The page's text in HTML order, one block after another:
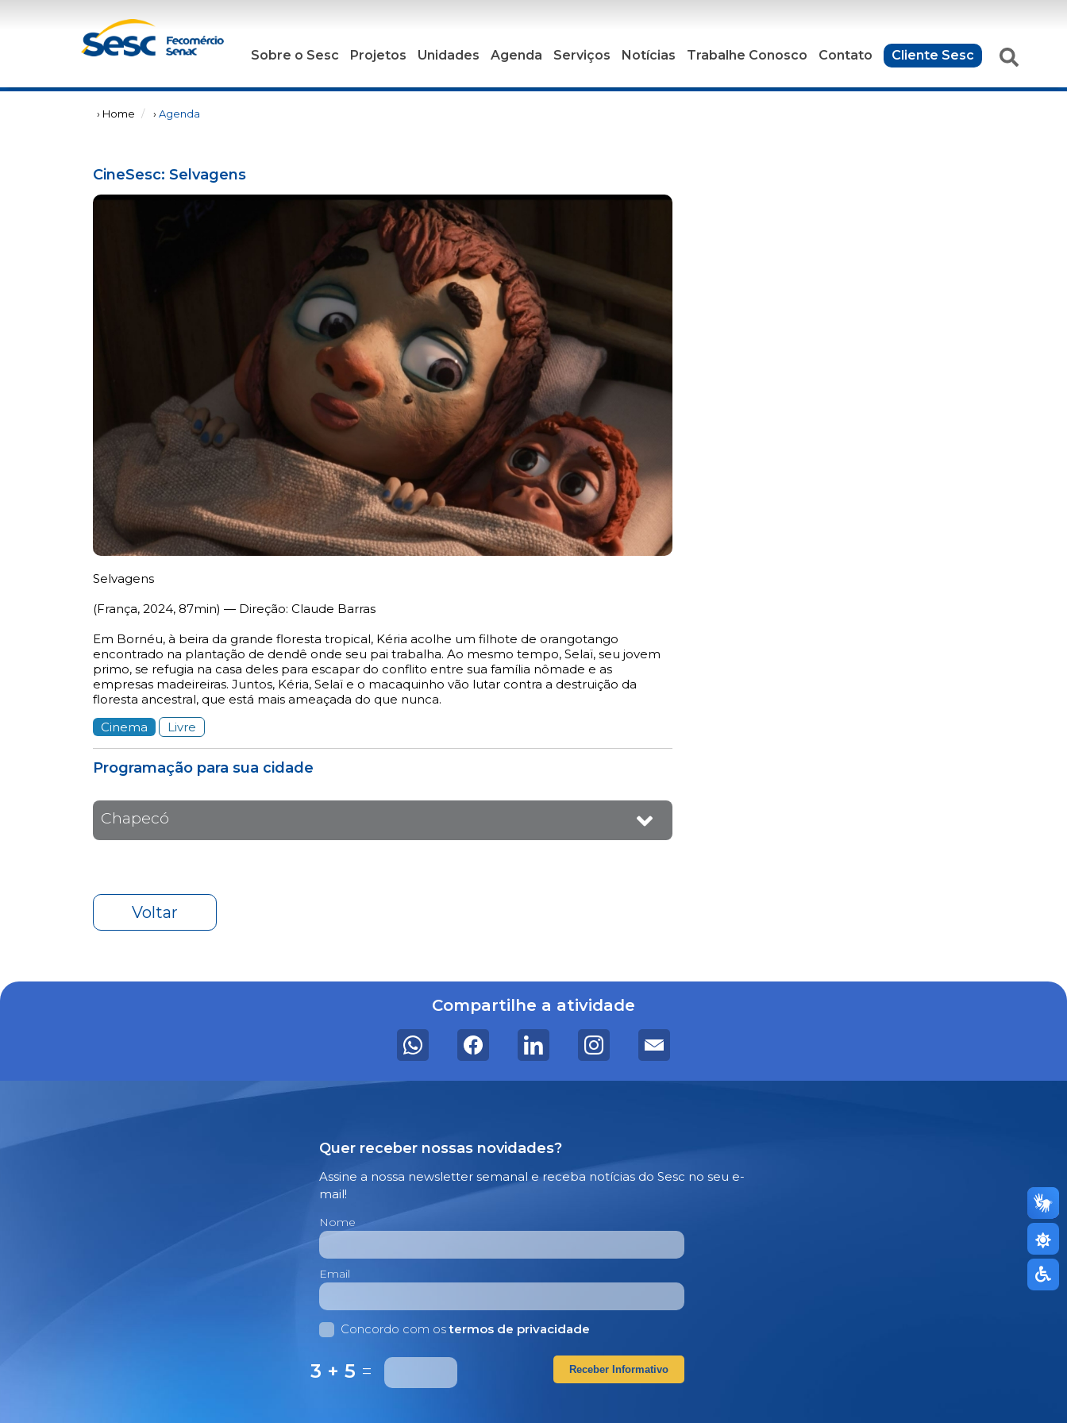
Sobre o Sesc Projetos Unidades Agenda Serviços Notícias Trabalhe Conosco Contato Cliente Sesc
› Home › Agenda
CineSesc: Selvagens
Selvagens
(França, 2024, 87min) — Direção: Claude Barras
Em Bornéu, à beira da grande floresta tropical, Kéria acolhe um filhote de orangotango
encontrado na plantação de dendê onde seu pai trabalha. Ao mesmo tempo, Selaï, seu jovem
primo, se refugia na casa deles para escapar do conflito entre sua família nômade e as
empresas madeireiras. Juntos, Kéria, Selaï e o macaquinho vão lutar contra a destruição da
floresta ancestral, que está mais ameaçada do que nunca.
Cinema
Livre
Programação para sua cidade
Chapecó
Voltar
Compartilhe a atividade
Quer receber nossas novidades?
Assine a nossa newsletter semanal e receba notícias do Sesc no seu e-
mail!
Nome
Email
Concordo com ostermos de privacidade
3 + 5 = Receber Informativo